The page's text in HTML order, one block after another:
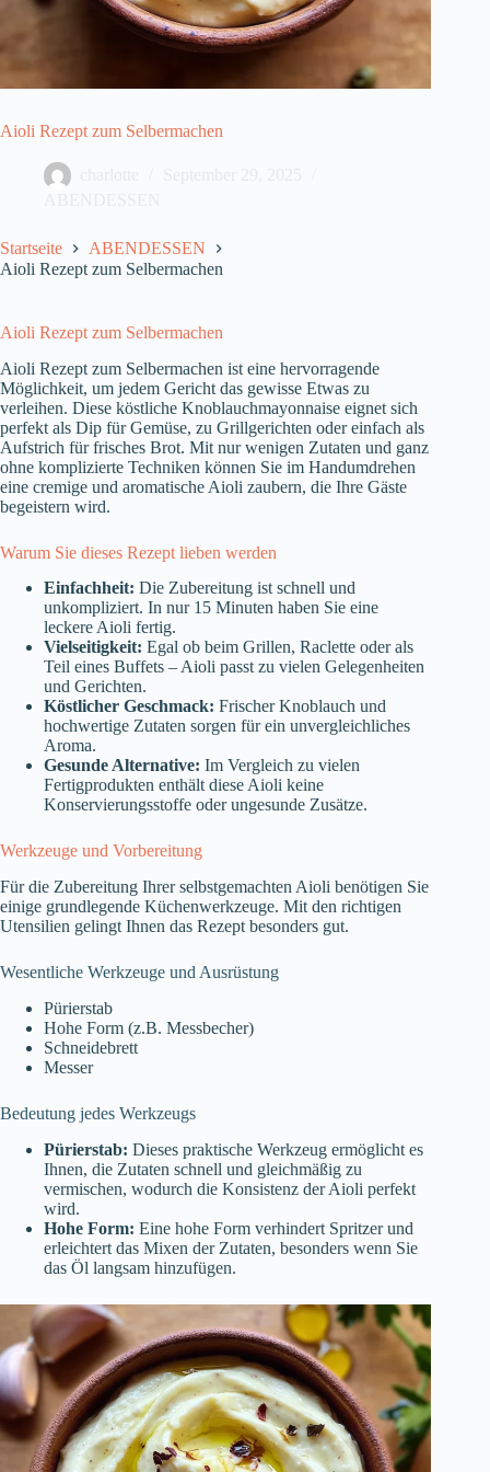
Aioli Rezept zum Selbermachen
charlotte
September 29, 2025
ABENDESSEN
Startseite
ABENDESSEN
Aioli Rezept zum Selbermachen
Aioli Rezept zum Selbermachen
Aioli Rezept zum Selbermachen ist eine hervorragende
Möglichkeit, um jedem Gericht das gewisse Etwas zu
verleihen. Diese köstliche Knoblauchmayonnaise eignet sich
perfekt als Dip für Gemüse, zu Grillgerichten oder einfach als
Aufstrich für frisches Brot. Mit nur wenigen Zutaten und ganz
ohne komplizierte Techniken können Sie im Handumdrehen
eine cremige und aromatische Aioli zaubern, die Ihre Gäste
begeistern wird.
Warum Sie dieses Rezept lieben werden
Einfachheit: Die Zubereitung ist schnell und
unkompliziert. In nur 15 Minuten haben Sie eine
leckere Aioli fertig.
Vielseitigkeit: Egal ob beim Grillen, Raclette oder als
Teil eines Buffets – Aioli passt zu vielen Gelegenheiten
und Gerichten.
Köstlicher Geschmack: Frischer Knoblauch und
hochwertige Zutaten sorgen für ein unvergleichliches
Aroma.
Gesunde Alternative: Im Vergleich zu vielen
Fertigprodukten enthält diese Aioli keine
Konservierungsstoffe oder ungesunde Zusätze.
Werkzeuge und Vorbereitung
Für die Zubereitung Ihrer selbstgemachten Aioli benötigen Sie
einige grundlegende Küchenwerkzeuge. Mit den richtigen
Utensilien gelingt Ihnen das Rezept besonders gut.
Wesentliche Werkzeuge und Ausrüstung
Pürierstab
Hohe Form (z.B. Messbecher)
Schneidebrett
Messer
Bedeutung jedes Werkzeugs
Pürierstab: Dieses praktische Werkzeug ermöglicht es
Ihnen, die Zutaten schnell und gleichmäßig zu
vermischen, wodurch die Konsistenz der Aioli perfekt
wird.
Hohe Form: Eine hohe Form verhindert Spritzer und
erleichtert das Mixen der Zutaten, besonders wenn Sie
das Öl langsam hinzufügen.